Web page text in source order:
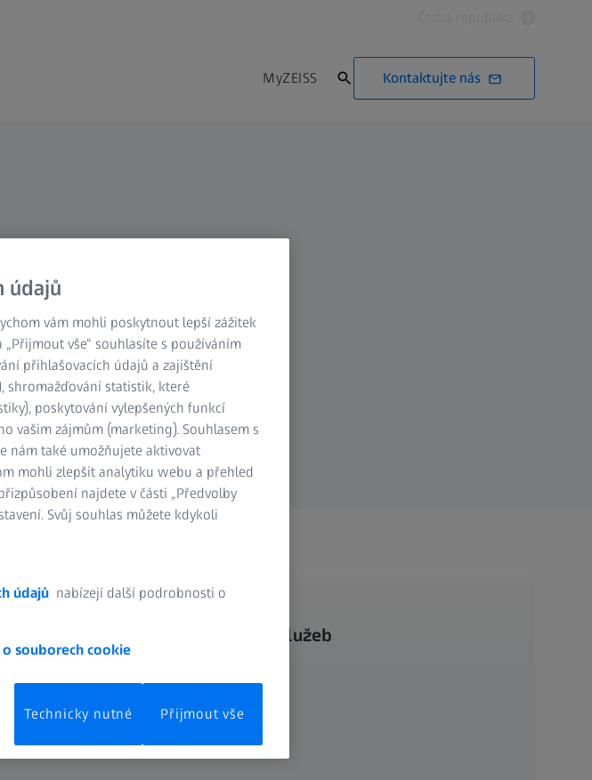
MyZEISS Kontaktujte nás
Další informace o naší nabídce služeb
údajů
vám mohli poskytnout lepší zážitek
vše“ souhlasíte s používáním
přihlašovacích údajů a zajištění
shromažďování statistik, které
poskytování vylepšených funkcí
vašim zájmům (marketing). Souhlasem s
nám také umožňujete aktivovat
mohli zlepšit analytiku webu a přehled
najdete v části „Předvolby
Svůj souhlas můžete kdykoli
údajů nabízejí další podrobnosti o
o souborech cookie
Technicky nutné Přijmout vše